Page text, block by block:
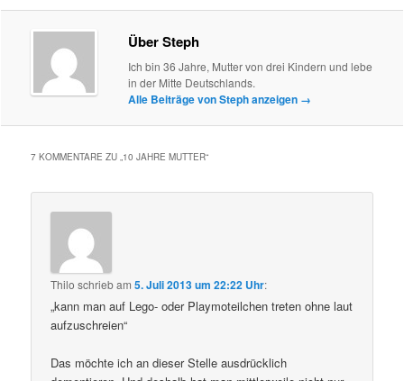
Über Steph
Ich bin 36 Jahre, Mutter von drei Kindern und lebe
in der Mitte Deutschlands.
Alle Beiträge von Steph anzeigen →
7 KOMMENTARE ZU „ 10 JAHRE MUTTER“
Thilo schriebam5. Juli 2013 um 22:22 Uhr:
„kann man auf Lego- oder Playmoteilchen treten ohne laut
aufzuschreien“
Das möchte ich an dieser Stelle ausdrücklich